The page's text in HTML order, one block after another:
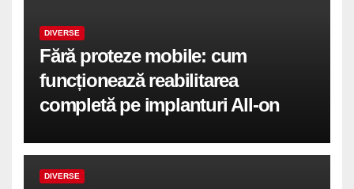
DIVERSE
Fără proteze mobile: cum
funcționează reabilitarea
completă pe implanturi All-on
DIVERSE